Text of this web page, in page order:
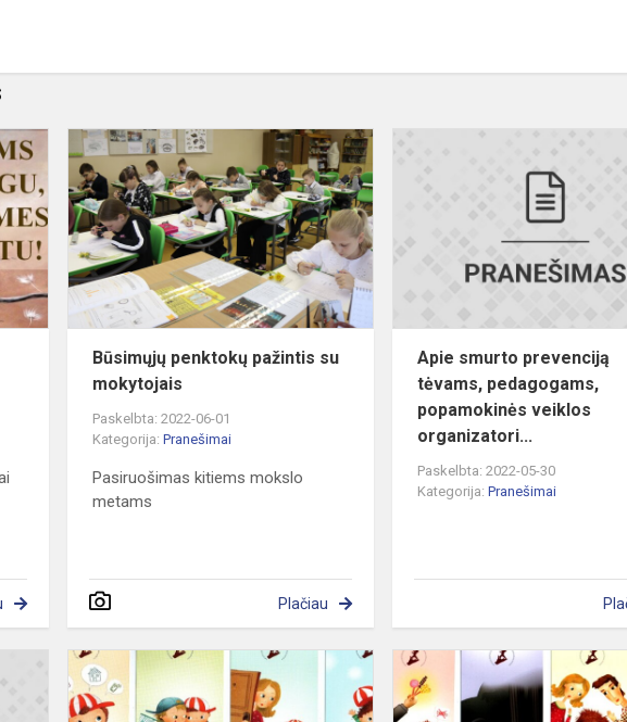
Koncertas
šeimai
„Mums
smagu,
mes
kartu!“
Būsimųjų
penktokų
pažintis
su
mokytojais
Būsimųjų penktokų pažintis su
mokytojais
Paskelbta: 2022-06-01
Kategorija:Pranešimai
Pasiruošimas kitiems mokslo
metams
Plačiau
Apie smurto prevenciją
tėvams, pedagogams,
popamokinės veiklos
organizatori...
Paskelbta: 2022-05-30
Kategorija:Pranešimai
Atmintinė
tėvams
Smurto
prevencija
vaikams